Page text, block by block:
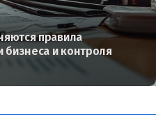
правила
бизнеса и контроля